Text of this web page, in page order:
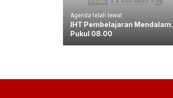
Agenda telah lewat
IHT Pembelajaran Mendalam.
Pukul 08.00